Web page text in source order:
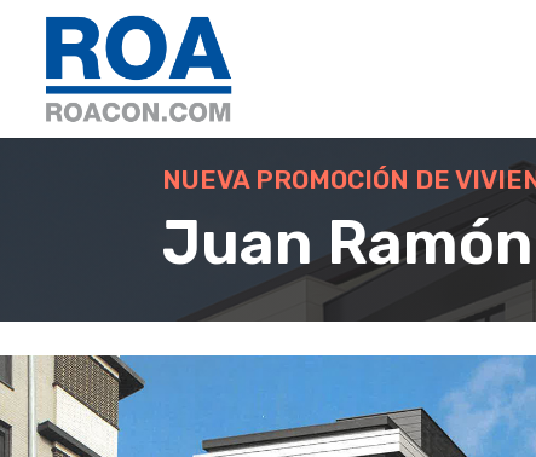
NUEVA PROMOCIÓN DE
Juan